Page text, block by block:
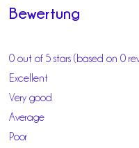
Bewertung
0 out of 5 stars (based on 0
Excellent
Very good
Average
Poor